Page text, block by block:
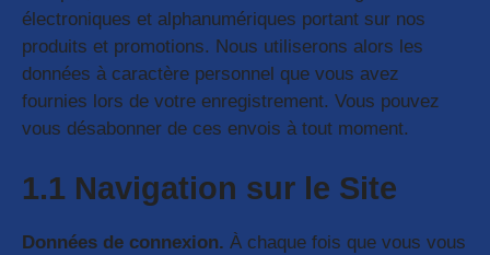
électroniques et alphanumériques portant sur nos
produits et promotions. Nous utiliserons alors les
données à caractère personnel que vous avez
fournies lors de votre enregistrement. Vous pouvez
vous désabonner de ces envois à tout moment.
1.1 Navigation sur le Site
Données de connexion. À chaque fois que vous vous